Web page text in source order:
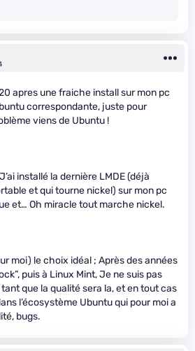
apres une fraiche install sur mon pc
correspondante, juste pour
viens de Ubuntu !
installé la dernière LMDE (déjà
et qui tourne nickel) sur mon pc
et… Oh miracle tout marche nickel.
moi) le choix idéal ; Après des années
puis à Linux Mint, Je ne suis pas
que la qualité sera la, et en tout cas
l’écosystème Ubuntu qui pour moi a
bugs.